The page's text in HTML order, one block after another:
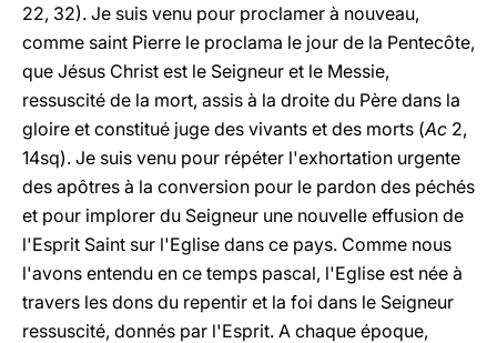
22, 32). Je suis venu pour proclamer à nouveau,
comme saint Pierre le proclama le jour de la Pentecôte,
que Jésus Christ est le Seigneur et le Messie,
ressuscité de la mort, assis à la droite du Père dans la
gloire et constitué juge des vivants et des morts (Ac 2,
14sq). Je suis venu pour répéter l'exhortation urgente
des apôtres à la conversion pour le pardon des péchés
et pour implorer du Seigneur une nouvelle effusion de
l'Esprit Saint sur l'Eglise dans ce pays. Comme nous
l'avons entendu en ce temps pascal, l'Eglise est née à
travers les dons du repentir et la foi dans le Seigneur
ressuscité, donnés par l'Esprit. A chaque époque,